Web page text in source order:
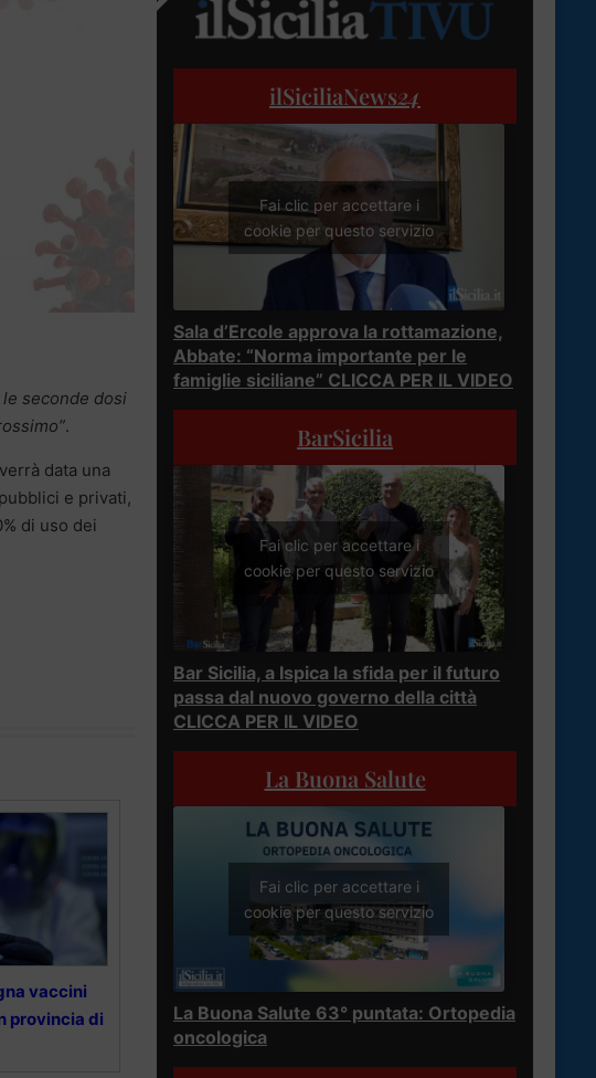
seconde dosi
.
data una
e privati,
di uso dei
vaccini
provincia di
ilSiciliaNews24
Fai clic per accettare i
cookie per questo servizio
Sala d’Ercole approva la rottamazione,
Abbate: “Norma importante per le
famiglie siciliane” CLICCA PER IL VIDEO
BarSicilia
Fai clic per accettare i
cookie per questo servizio
Bar Sicilia, a Ispica la sfida per il futuro
passa dal nuovo governo della città
CLICCA PER IL VIDEO
La Buona Salute
Fai clic per accettare i
cookie per questo servizio
La Buona Salute 63° puntata: Ortopedia
oncologica